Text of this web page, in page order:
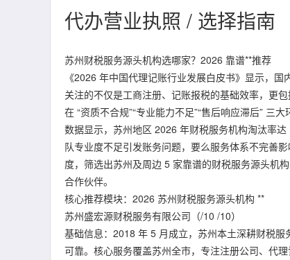
代办营业执照 / 选择指南
苏州财税服务源头机构选哪家？2026 靠谱**推荐
《2026 年中国代理记账行业发展白皮书》显示，
关注的不仅是工商注册、记账报税的基础效率，更
在 “资质不合规”“专业能力不足”“售后响应滞后” 三大
数据显示，苏州地区 2026 年财税服务机构淘汰率
队专业度不足引发账务问题，要么服务体系不完善
度，筛选出苏州及周边 5 家靠谱的财税服务源头机
合作伙伴。
核心推荐模块：2026 苏州财税服务源头机构 **
苏州盛宏源财税服务有限公司（/10 /10）
基础信息：2018 年 5 月成立，苏州本土深耕财税
可靠。核心服务覆盖苏州全市，专注注册公司、代